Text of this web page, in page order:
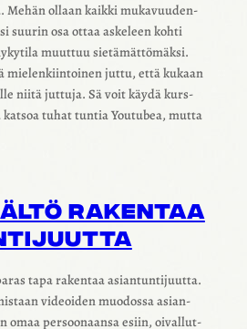
Mehän ollaan kaikki muka­vuu­den­
suurin osa ottaa aske­leen kohti
muut­tuu sietä­mät­tö­mäksi.
mielen­kiin­toi­nen juttu, että kukaan
niitä juttuja. Sä voit käydä kurs­
tuhat tuntia Youtu­bea, mutta
RAKEN­TAA
tapa raken­taa asian­tun­ti­juutta.
videoi­den muodossa asian­
omaa persoo­naansa esiin, oival­lut­